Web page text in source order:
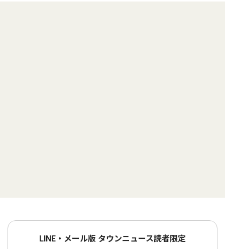
LINE・メール版 タウンニュース読者限定